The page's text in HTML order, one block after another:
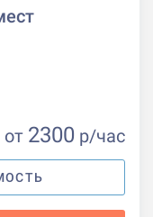
от 2300 р/час